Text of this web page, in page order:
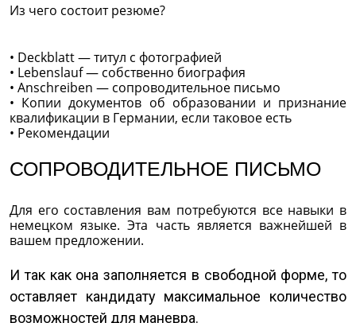
Из чего состоит резюме?
• Deckblatt — титул с фотографией
• Lebenslauf — собственно биография
• Anschreiben — сопроводительное письмо
• Копии документов об образовании и признание
квалификации в Германии, если таковое есть
• Рекомендации
СОПРОВОДИТЕЛЬНОЕ ПИСЬМО
Для его составления вам потребуются все навыки в
немецком языке. Эта часть является важнейшей в
вашем предложении.
И так как она заполняется в свободной форме, то
оставляет кандидату максимальное количество
возможностей для маневра.